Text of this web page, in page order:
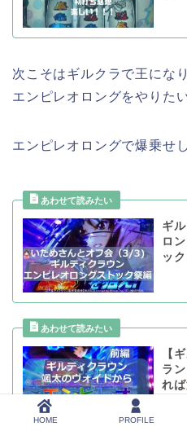
次こそはギルクラで王にな
エンピレオロングをやりたい
エンピレオロングで爆乗せ
ギ
ロ
ッ
【
ラ
れば
HOME PROFILE